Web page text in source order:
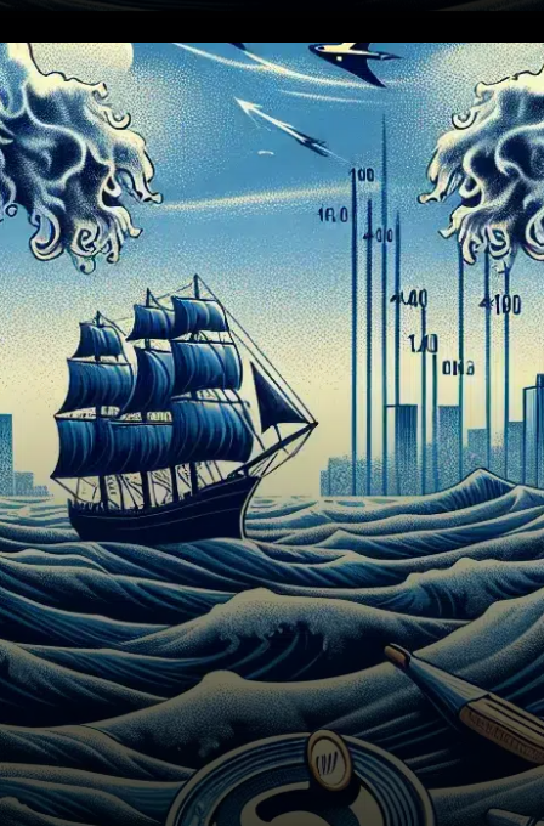
En décembre 2025, les
analystes financiers prévoient
que le yen japonais pourrait
continuer de s’affaiblir en
2026, atteignant
potentiellement des…